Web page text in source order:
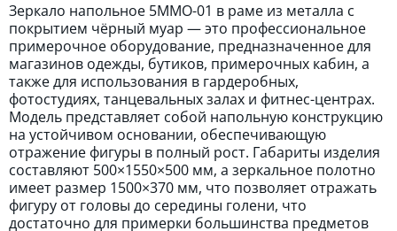
Зеркало напольное 5MMО-01 в раме из металла с
покрытием чёрный муар — это профессиональное
примерочное оборудование, предназначенное для
магазинов одежды, бутиков, примерочных кабин, а
также для использования в гардеробных,
фотостудиях, танцевальных залах и фитнес-центрах.
Модель представляет собой напольную конструкцию
на устойчивом основании, обеспечивающую
отражение фигуры в полный рост. Габариты изделия
составляют 500×1550×500 мм, а зеркальное полотно
имеет размер 1500×370 мм, что позволяет отражать
фигуру от головы до середины голени, что
достаточно для примерки большинства предметов